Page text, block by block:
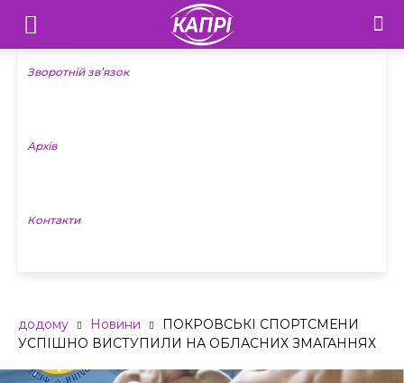
Телебачення
«Капрі»
Новини
Зворотній зв’язок
Архів
Контакти
додому Новини
ПОКРОВСЬКІ СПОРТСМЕНИ
УСПІШНО ВИСТУПИЛИ НА ОБЛАСНИХ ЗМАГАННЯХ